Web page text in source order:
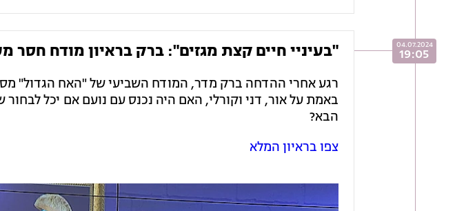
04.07.2024
19:05 "בעיניי חיים קצת מגזים": ברק בראיון מודח חסר
רגע אחרי ההדחה ברק מדר, המודח השביעי של "האח הגדול"
באמת על אור, דני וקורלי, האם היה נכנס עם נועם אם יכל לבחור
הבא?
צפו בראיון המלא